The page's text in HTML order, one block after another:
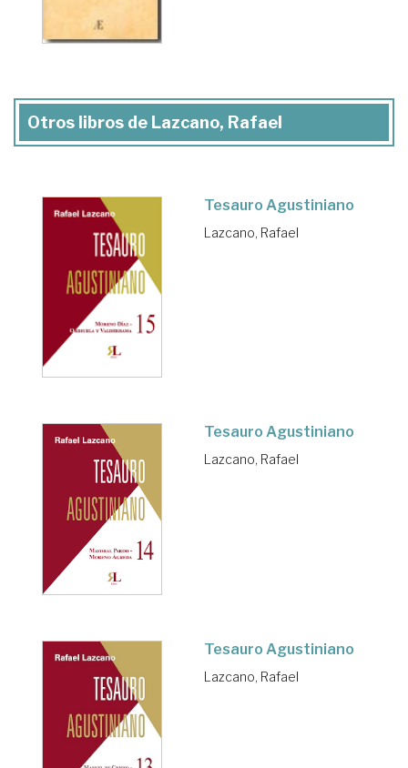
Otros libros de Lazcano, Rafael
Tesauro Agustiniano
Lazcano, Rafael
Tesauro Agustiniano
Lazcano, Rafael
Tesauro Agustiniano
Lazcano, Rafael